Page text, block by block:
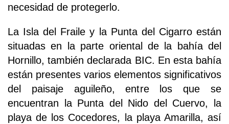
necesidad de protegerlo.
La Isla del Fraile y la Punta del Cigarro están
situadas en la parte oriental de la bahía del
Hornillo, también declarada BIC. En esta bahía
están presentes varios elementos significativos
del paisaje aguileño, entre los que se
encuentran la Punta del Nido del Cuervo, la
playa de los Cocedores, la playa Amarilla, así